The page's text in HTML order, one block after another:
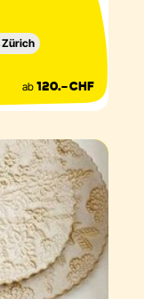
Zürich
ab 120.– CHF